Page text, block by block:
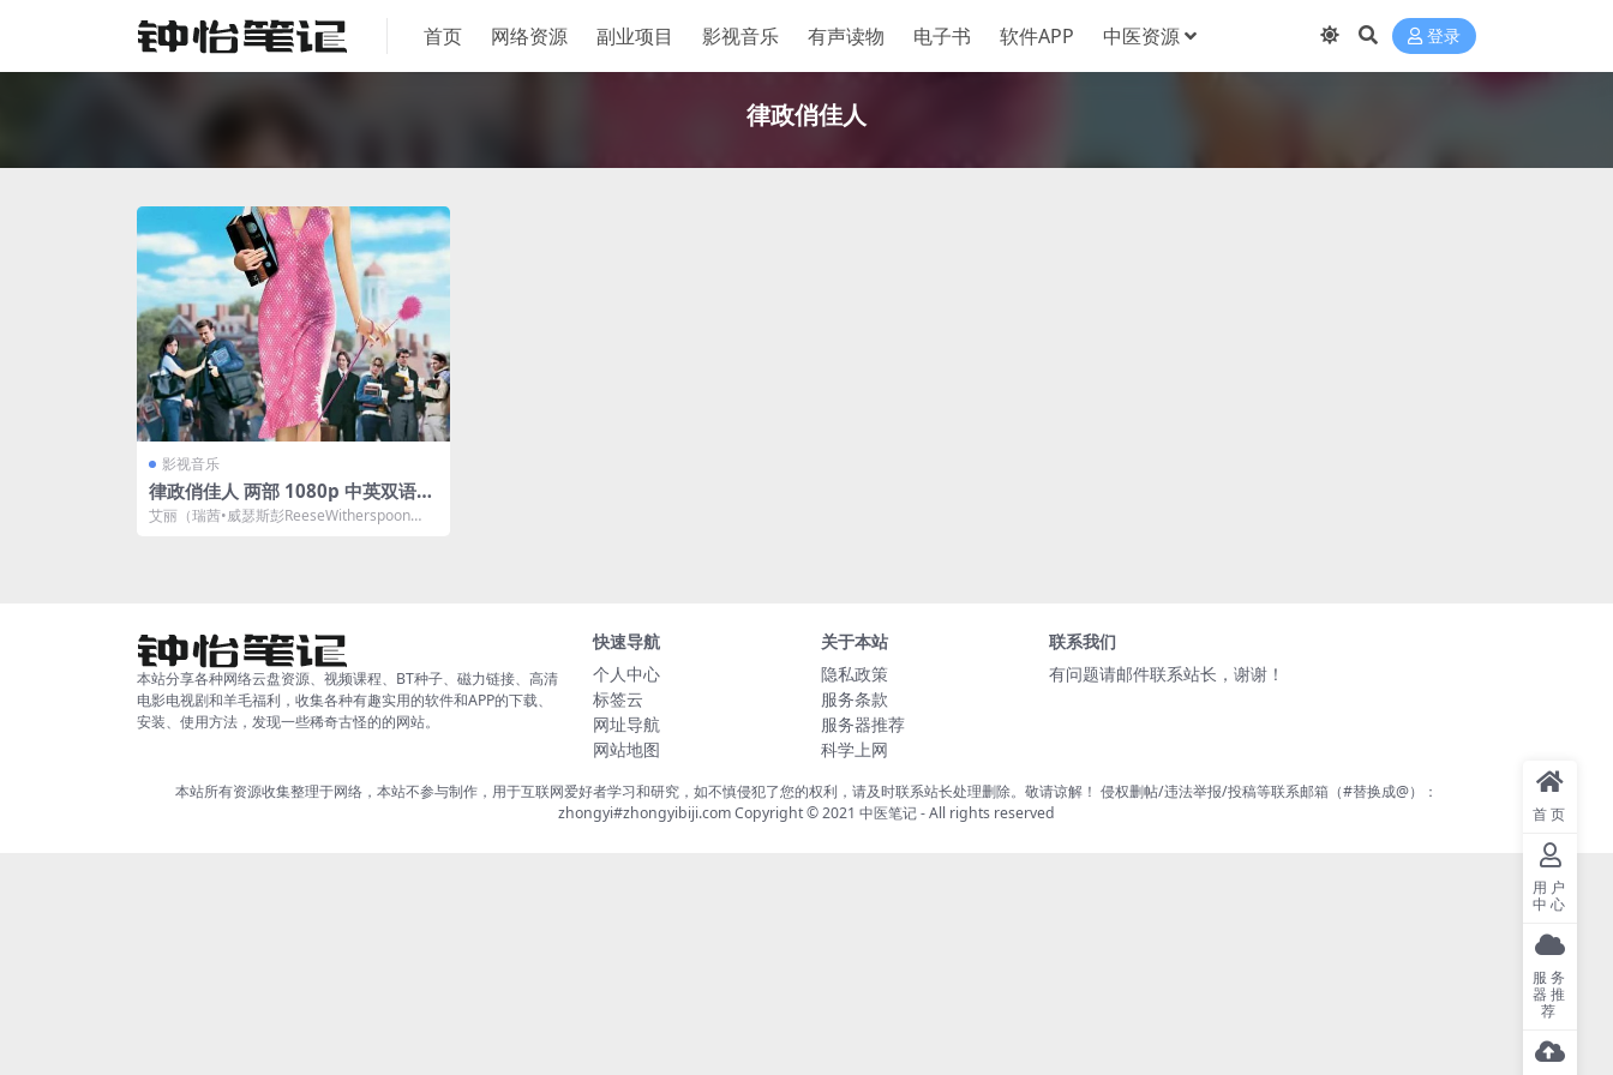
首页 网络资源 副业项目 影视音乐 有声读物 电子书 软件APP 中医资源 登录
律政俏佳人
影视音乐
律政俏佳人 两部 1080p 中英双语
中英双字 夸克网盘下载
艾丽（瑞茜•威瑟斯彭ReeseWitherspoon
本站分享各种网络云盘资源、视频课程、BT种子、磁力链接、高清
电影电视剧和羊毛福利，收集各种有趣实用的软件和APP的下载、
安装、使用方法，发现一些稀奇古怪的的网站。
快速导航
个人中心
标签云
网址导航
网站地图
关于本站
隐私政策
服务条款
服务器推荐
科学上网
联系我们
有问题请邮件联系站长，谢谢！
本站所有资源收集整理于网络，本站不参与制作，用于互联网爱好者学习和研究，如不慎侵犯了您的权利，请及时联系站长处理删除。敬请谅解！ 侵权删帖/违法举报/投稿等联系邮箱（#替换成@）：
zhongyi#zhongyibiji.com Copyright © 2021 中医笔记- All rights reserved 首页
用户
中心
服务
器推
荐